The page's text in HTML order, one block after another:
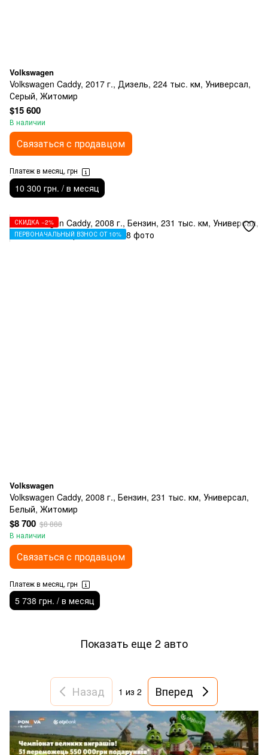
Volkswagen
Volkswagen Caddy, 2017 г., Дизель, 224 тыс. км, Универсал,
Серый, Житомир
$15 600
В наличии
Связаться с продавцом
Платеж в месяц, грн
10 300 грн. / в месяц
СКИДКА −2%
ПЕРВОНАЧАЛЬНЫЙ ВЗНОС ОТ 10%
Volkswagen
Volkswagen Caddy, 2008 г., Бензин, 231 тыс. км, Универсал,
Белый, Житомир
$8 700 $8 888
В наличии
Связаться с продавцом
Платеж в месяц, грн
5 738 грн. / в месяц
Показать еще 2 авто
Назад 1 из 2 Вперед